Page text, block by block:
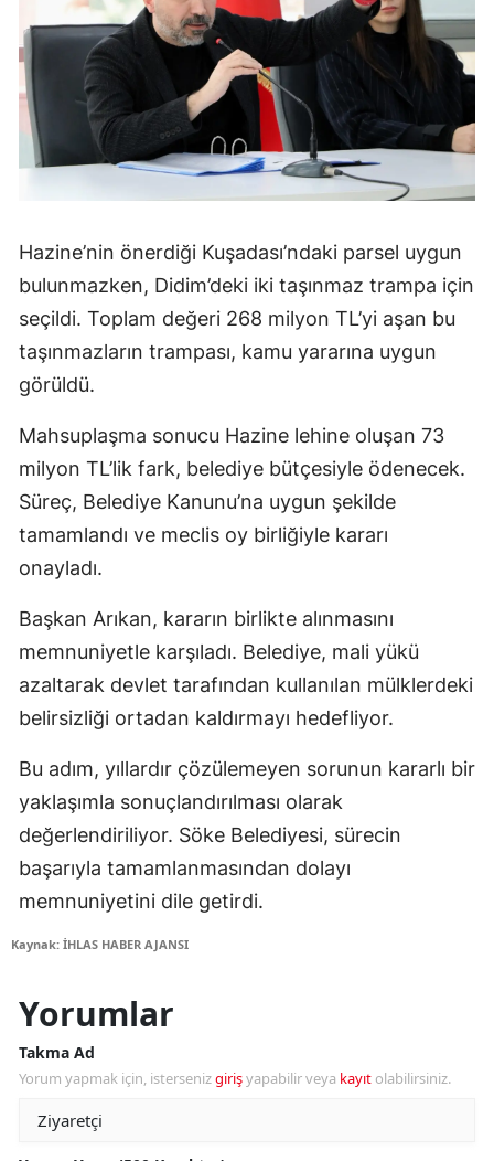
Hazine’nin önerdiği Kuşadası’ndaki parsel uygun
bulunmazken, Didim’deki iki taşınmaz trampa için
seçildi. Toplam değeri 268 milyon TL’yi aşan bu
taşınmazların trampası, kamu yararına uygun
görüldü.
Mahsuplaşma sonucu Hazine lehine oluşan 73
milyon TL’lik fark, belediye bütçesiyle ödenecek.
Süreç, Belediye Kanunu’na uygun şekilde
tamamlandı ve meclis oy birliğiyle kararı
onayladı.
Başkan Arıkan, kararın birlikte alınmasını
memnuniyetle karşıladı. Belediye, mali yükü
azaltarak devlet tarafından kullanılan mülklerdeki
belirsizliği ortadan kaldırmayı hedefliyor.
Bu adım, yıllardır çözülemeyen sorunun kararlı bir
yaklaşımla sonuçlandırılması olarak
değerlendiriliyor. Söke Belediyesi, sürecin
başarıyla tamamlanmasından dolayı
memnuniyetini dile getirdi.
Kaynak: İHLAS HABER AJANSI
Yorumlar
Takma Ad
Yorum yapmak için, istersenizgirişyapabilir veya kayıt olabilirsiniz.